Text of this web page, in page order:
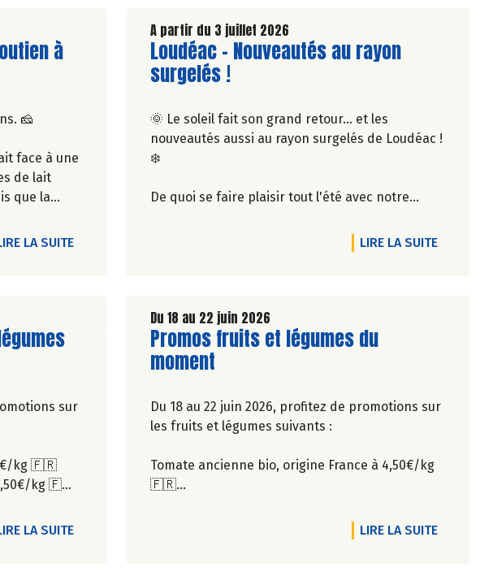
Pêche jaune bio, origine France à 6,50€/kg 🇫🇷
Rendez-vous dans notre magasin de Pontivy !
AU RAYON BOULANGERIE
à
🧀
face à une
de lait
que la
travaillé
aider notre
valoriser ce
LA SUITEDE L'ARTICLE 3 NOUVEAUX FROMAGES EN SOUTIEN À BIOLAIT
A partir du 3 juillet 2026
Lire la suite de l'article
Loudéac - Nouveautés au rayon
surgelés !
🌞 Le soleil fait son grand retour... et les
nouveautés aussi au rayon surgelés de Loudéac !
❄️
De quoi se faire plaisir tout l'été avec notre
Perdu, glaces Ya Coco, glaces lacto-fermentées
Sojami, pizza bleu d'Auvergne & noix, mochis
Passez découvrir toutes ces nouveautés dans
votre magasin de Loudéac !
LIRE LA SUITEDE
DU MOMENT
sur
kg 🇫🇷
kg 🇫🇷
LA SUITEDE L'ARTICLE PONTIVY - PROMOS FRUITS ET LÉGUMES DU MOMENT
Du 18 au 22 juin 2026
Lire la suite de l'article
Promos fruits et légumes du
moment
Du 18 au 22 juin 2026, profitez de promotions sur
les fruits et légumes suivants :
Tomate ancienne bio, origine France à 4,50€/kg
🇫🇷
LIRE LA SUITEDE